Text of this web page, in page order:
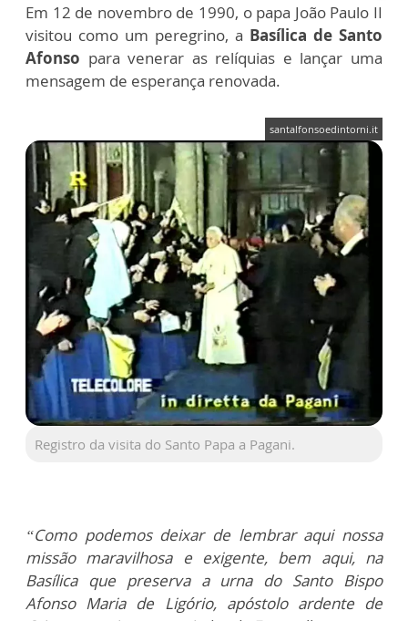
Em 12 de novembro de 1990, o papa João Paulo II
visitou como um peregrino, a Basílica de Santo
Afonso para venerar as relíquias e lançar uma
mensagem de esperança renovada.
santalfonsoedintorni.it
Registro da visita do Santo Papa a Pagani.
“Como podemos deixar de lembrar aqui nossa
missão maravilhosa e exigente, bem aqui, na
Basílica que preserva a urna do Santo Bispo
Afonso Maria de Ligório, apóstolo ardente de